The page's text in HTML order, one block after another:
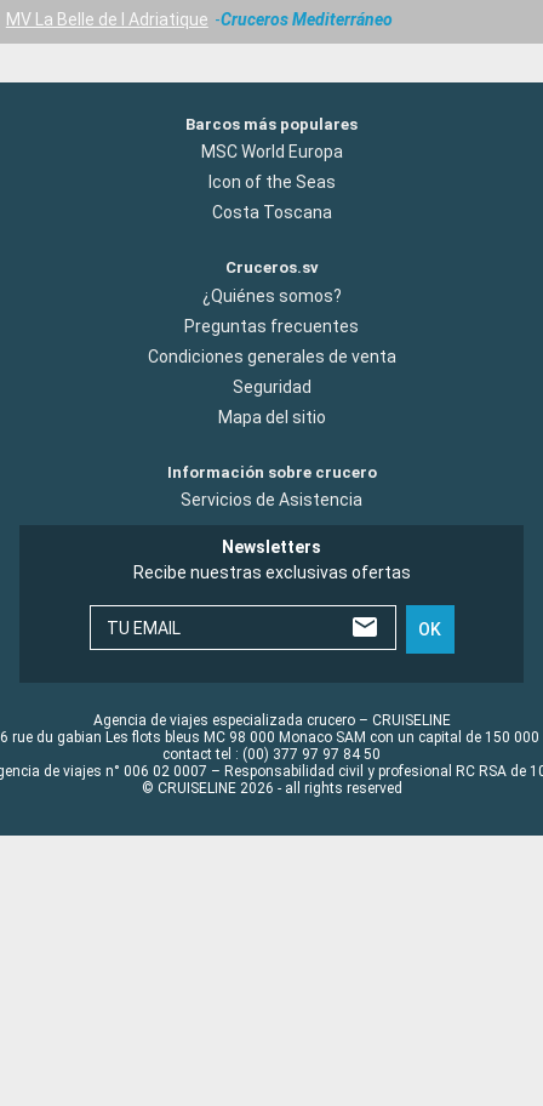
MV La Belle de l Adriatique
Cruceros Mediterráneo
Barcos más populares
MSC World Europa
Icon of the Seas
Costa Toscana
Cruceros.sv
¿Quiénes somos?
Preguntas frecuentes
Condiciones generales de venta
Seguridad
Mapa del sitio
Información sobre crucero
Servicios de Asistencia
Newsletters
Recibe nuestras exclusivas ofertas
TU EMAIL OK
Agencia de viajes especializada crucero – CRUISELINE
rue du gabian Les flots bleus MC 98 000 Monaco SAM con un capital de 150 000
contact tel : (00) 377 97 97 84 50
de viajes n° 006 02 0007 – Responsabilidad civil y profesional RC RSA de
© CRUISELINE 2026 - all rights reserved